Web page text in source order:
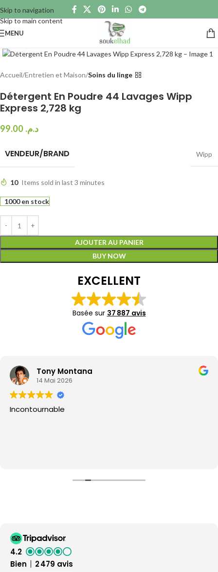
Skip to navigation
Skip to main content
MENU
Accueil Entretien et Maison Soins du linge
Détergent En Poudre 44 Lavages Wipp
Express 2,728 kg
د.م.
VENDEUR/BRAND Wipp
10 Items sold in last 3 minutes
1000 en stock
AJOUTER AU PANIER
BUY NOW
EXCELLENT
Basée sur 37 887 avis
Tony Montana
14 Mai 2026
Incontournable
4.2
Bien
2 479 avis